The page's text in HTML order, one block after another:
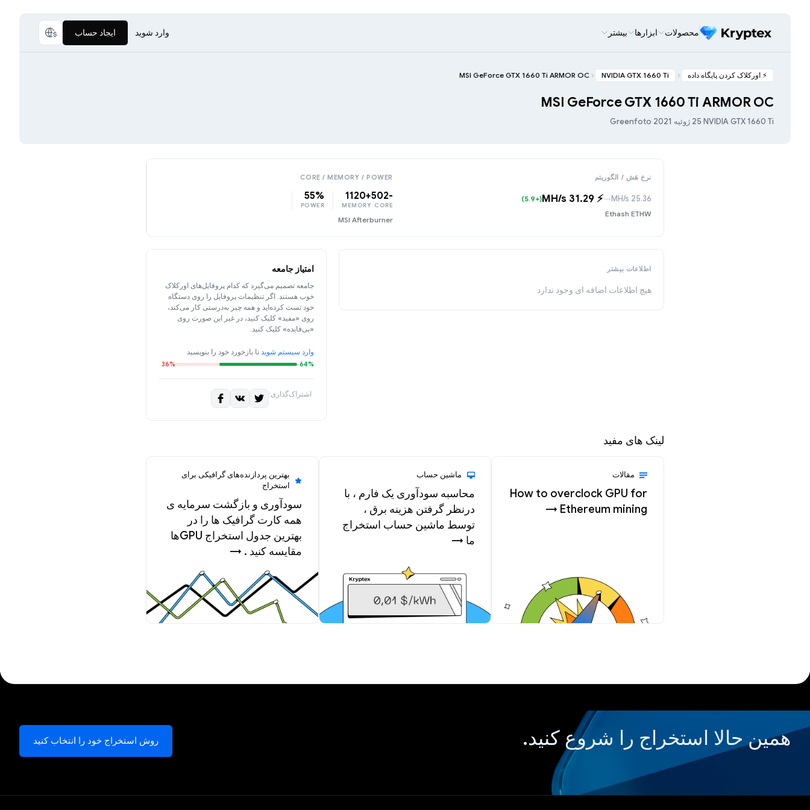
محصولات ابزارها بیشتر وارد شوید ایجاد حساب
⚡️ اورکلاک کردن پایگاه داده NVIDIA GTX 1660 Ti
MSI GeForce GTX 1660 Ti ARMOR OC
MSI GeForce GTX 1660 Ti ARMOR OC
NVIDIA GTX 1660 Ti
·25 ژوئیه 2021 ·
Greenfoto
نرخ هَش / الگوریتم
25.36 MH/s
→
⚡️ 31.29 MH/s
(+5.9)
Ethash ETHW
CORE / MEMORY / POWER
-502
CORE
+1120
MEMORY
55%
POWER
MSI Afterburner
اطلاعات بیشتر
هیچ اطلاعات اضافه ای وجود ندارد
امتیاز جامعه
جامعه تصمیم می‌گیرد که کدام پروفایل‌های اورکلاک
خوب هستند. اگر تنظیمات پروفایل را روی دستگاه
خود تست کرده‌اید و همه چیز به‌درستی کار می‌کند،
روی «مفید» کلیک کنید، در غیر این صورت روی
«بی‌فایده» کلیک کنید.
وارد سیستم شوید تا بازخورد خود را بنویسید
64%
36%
اشتراک‌گذاری:
لینک های مفید
مقالات
How to overclock GPU for
Ethereum mining →
ماشین حساب
محاسبه سودآوری یک فارم ، با
درنظر گرفتن هزینه برق ،
توسط ماشین حساب استخراج
ما →
بهترین پردازنده‌های گرافیکی برای
استخراج
سودآوری و بازگشت سرمایه ی
همه کارت گرافیک ها را در
بهترین جدول استخراج GPUها
مقایسه کنید . →
همین حالا استخراج را شروع کنید. روش استخراج خود را انتخاب کنید